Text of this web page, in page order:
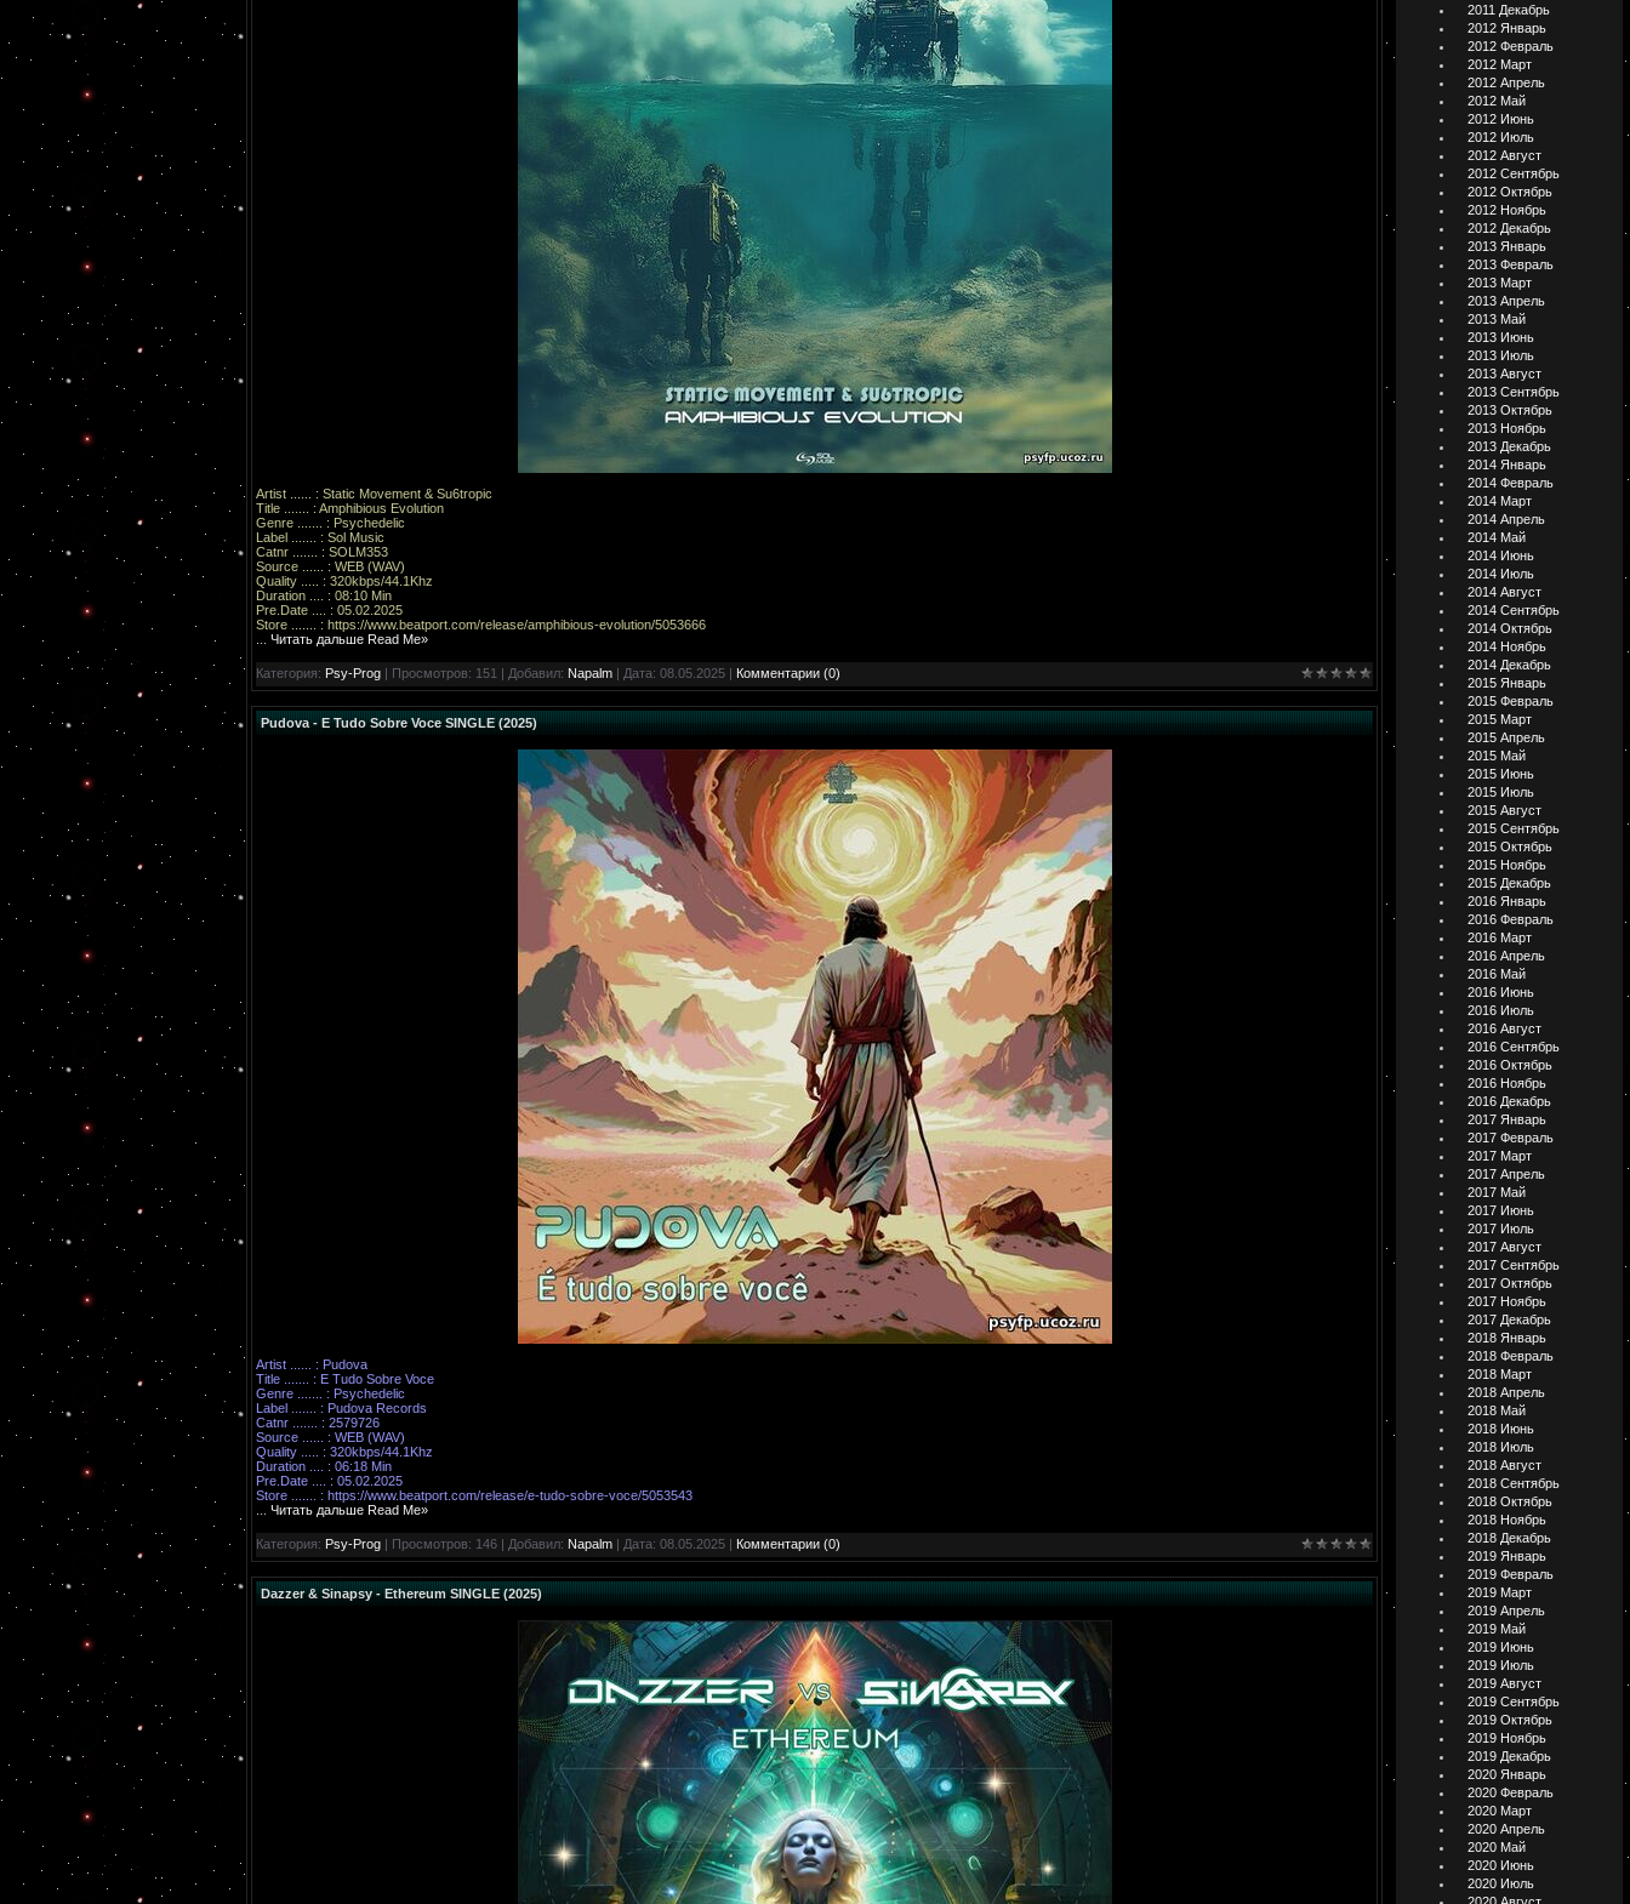
Artist ...... : Static Movement & Su6tropic
Title ....... : Amphibious Evolution
Genre ....... : Psychedelic
Label ....... : Sol Music
Catnr ....... : SOLM353
Source ...... : WEB (WAV)
Quality ..... : 320kbps/44.1Khz
Duration .... : 08:10 Min
Pre.Date .... : 05.02.2025
Store ....... : https://www.beatport.com/release/amphibious-evolution/5053666
Читать дальше Read Me»
Категория: Psy-Prog | Просмотров: 151 | Добавил: Napalm | Дата: 08.05.2025 | Комментарии (0)
Pudova - E Tudo Sobre Voce SINGLE (2025)
Artist ...... : Pudova
Title ....... : E Tudo Sobre Voce
Genre ....... : Psychedelic
Label ....... : Pudova Records
Catnr ....... : 2579726
Source ...... : WEB (WAV)
Quality ..... : 320kbps/44.1Khz
Duration .... : 06:18 Min
Pre.Date .... : 05.02.2025
Store ....... : https://www.beatport.com/release/e-tudo-sobre-voce/5053543
Читать дальше Read Me»
Категория: Psy-Prog | Просмотров: 146 | Добавил: Napalm | Дата: 08.05.2025 | Комментарии (0)
Dazzer & Sinapsy - Ethereum SINGLE (2025)
2011 Декабрь
2012 Январь
2012 Февраль
2012 Март
2012 Апрель
2012 Май
2012 Июнь
2012 Июль
2012 Август
2012 Сентябрь
2012 Октябрь
2012 Ноябрь
2012 Декабрь
2013 Январь
2013 Февраль
2013 Март
2013 Апрель
2013 Май
2013 Июнь
2013 Июль
2013 Август
2013 Сентябрь
2013 Октябрь
2013 Ноябрь
2013 Декабрь
2014 Январь
2014 Февраль
2014 Март
2014 Апрель
2014 Май
2014 Июнь
2014 Июль
2014 Август
2014 Сентябрь
2014 Октябрь
2014 Ноябрь
2014 Декабрь
2015 Январь
2015 Февраль
2015 Март
2015 Апрель
2015 Май
2015 Июнь
2015 Июль
2015 Август
2015 Сентябрь
2015 Октябрь
2015 Ноябрь
2015 Декабрь
2016 Январь
2016 Февраль
2016 Март
2016 Апрель
2016 Май
2016 Июнь
2016 Июль
2016 Август
2016 Сентябрь
2016 Октябрь
2016 Ноябрь
2016 Декабрь
2017 Январь
2017 Февраль
2017 Март
2017 Апрель
2017 Май
2017 Июнь
2017 Июль
2017 Август
2017 Сентябрь
2017 Октябрь
2017 Ноябрь
2017 Декабрь
2018 Январь
2018 Февраль
2018 Март
2018 Апрель
2018 Май
2018 Июнь
2018 Июль
2018 Август
2018 Сентябрь
2018 Октябрь
2018 Ноябрь
2018 Декабрь
2019 Январь
2019 Февраль
2019 Март
2019 Апрель
2019 Май
2019 Июнь
2019 Июль
2019 Август
2019 Сентябрь
2019 Октябрь
2019 Ноябрь
2019 Декабрь
2020 Январь
2020 Февраль
2020 Март
2020 Апрель
2020 Май
2020 Июнь
2020 Июль